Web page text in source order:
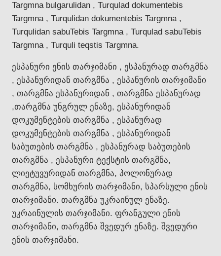
Targmna bulgarulidan , Turqulad dokumentebis
Targmna , Turqulidan dokumentebis Targmna ,
Turqulidan sabuTebis Targmna , Turqulad sabuTebis
Targmna , Turquli teqstis Targmna.
ესპანური ენის თარჯიმანი , ესპანურად თარგმნა
, ესპანურიდან თარგმნა , ესპანურის თარჯიმანი
, თარგმნა ესპანურიდან , თარგმნა ესპანურად
,თარგმნა უნგრულ ენაზე, ესპანურიდან
დოკუმენტების თარგმნა , ესპანურად
დოკუმენტების თარგმნა , ესპანურიდან
საბუთების თარგმნა , ესპანურად საბუთების
თარგმნა , ესპანური ტექსტის თარგმნა,
ლიეტუვურიდან თარგმნა, პოლონურად
თარგმნა, სომხურის თარჯიმანი, სპარსული ენის
თარჯიმანი. თარგმნა უკრაინულ ენაზე.
უკრაინულის თარჯიმანი. ფრანგული ენის
თარჯიმანი, თარგმნა შვედურ ენაზე. შვედური
ენის თარჯიმანი.